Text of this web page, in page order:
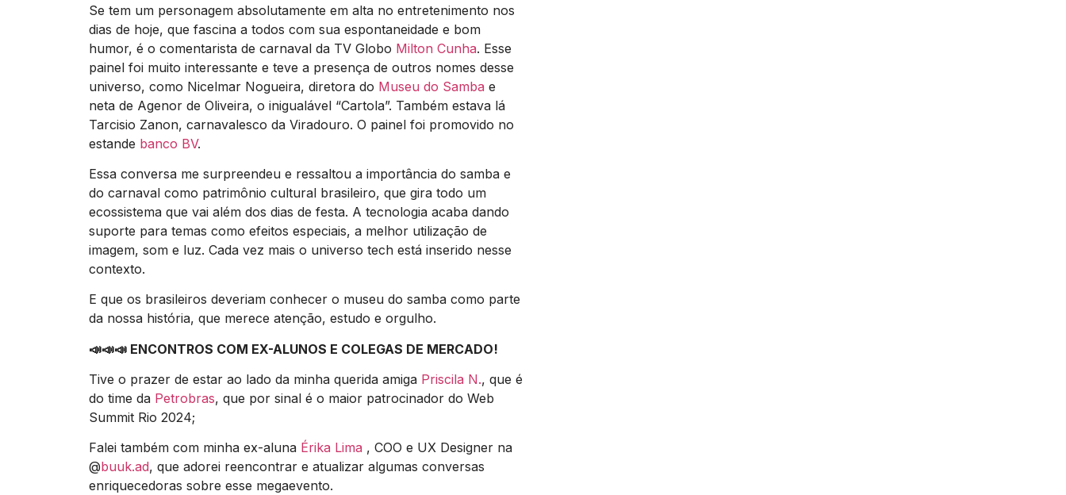
Se tem um personagem absolutamente em alta no entretenimento nos
dias de hoje, que fascina a todos com sua espontaneidade e bom
humor, é o comentarista de carnaval da TV Globo Milton Cunha. Esse
painel foi muito interessante e teve a presença de outros nomes desse
universo, como Nicelmar Nogueira, diretora do Museu do Samba e
neta de Agenor de Oliveira, o inigualável “Cartola”. Também estava lá
Tarcisio Zanon, carnavalesco da Viradouro. O painel foi promovido no
estande banco BV.
Essa conversa me surpreendeu e ressaltou a importância do samba e
do carnaval como patrimônio cultural brasileiro, que gira todo um
ecossistema que vai além dos dias de festa. A tecnologia acaba dando
suporte para temas como efeitos especiais, a melhor utilização de
imagem, som e luz. Cada vez mais o universo tech está inserido nesse
contexto.
E que os brasileiros deveriam conhecer o museu do samba como parte
da nossa história, que merece atenção, estudo e orgulho.
📣📣📣 ENCONTROS COM EX-ALUNOS E COLEGAS DE MERCADO!
Tive o prazer de estar ao lado da minha querida amiga Priscila N., que é
do time da Petrobras, que por sinal é o maior patrocinador do Web
Summit Rio 2024;
Falei também com minha ex-aluna Érika Lima , COO e UX Designer na
@buuk.ad, que adorei reencontrar e atualizar algumas conversas
enriquecedoras sobre esse megaevento.